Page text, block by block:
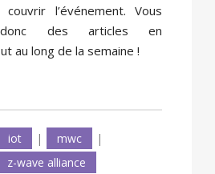
l’événement. Vous
donc des articles en
au long de la semaine !
iot | mwc
|
z-wave alliance